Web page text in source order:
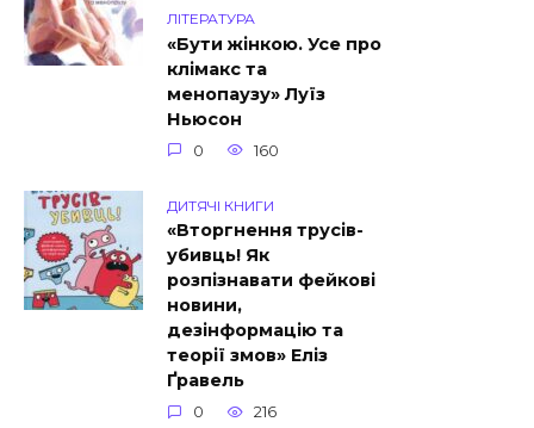
ЛІТЕРАТУРА
«Бути жінкою. Усе про
клімакс та
менопаузу» Луїз
Ньюсон
0 160
ДИТЯЧІ КНИГИ
«Вторгнення трусів-
убивць! Як
розпізнавати фейкові
новини,
дезінформацію та
теорії змов» Еліз
Ґравель
0 216